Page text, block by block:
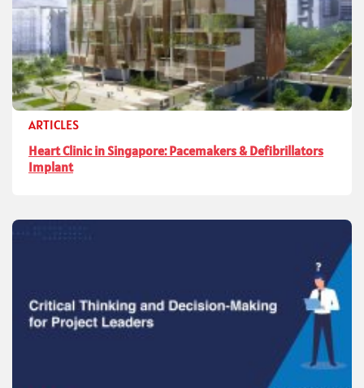
ARTICLES
Heart Clinic in Singapore: Pacemakers & Defibrillators
Implant